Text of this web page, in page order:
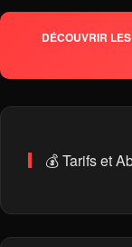
DÉCOUVRIR
💰 Tarifs et